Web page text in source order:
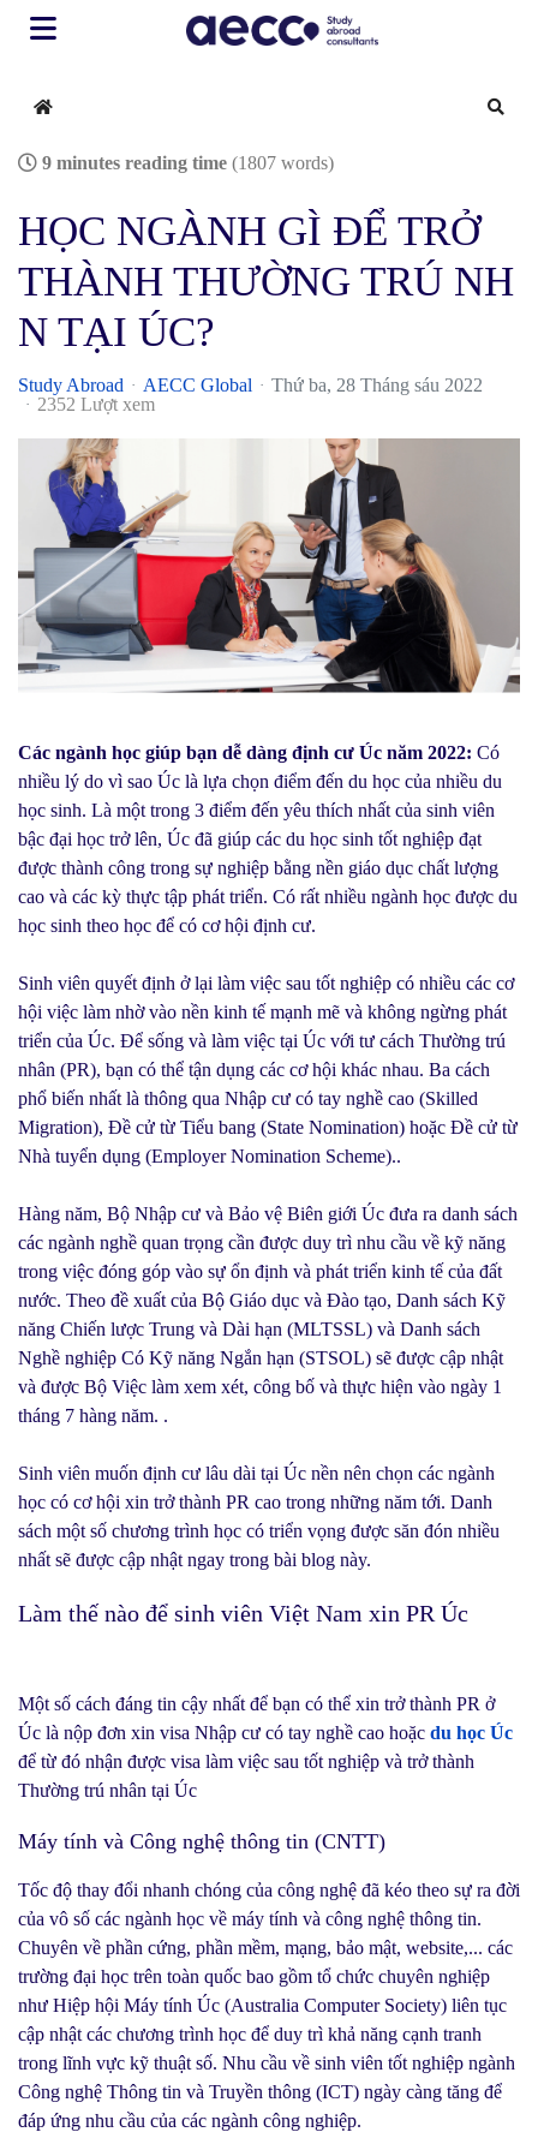
Home
9 minutes reading time (1807 words)
HỌC NGÀNH GÌ ĐỂ TRỞ
THÀNH THƯỜNG TRÚ NH
N TẠI ÚC?
Study Abroad AECC Global
Thứ ba, 28 Tháng sáu 2022
2352 Lượt xem
Các ngành học giúp bạn dễ dàng định cư Úc năm 2022: Có
nhiều lý do vì sao Úc là lựa chọn điểm đến du học của nhiều du
học sinh. Là một trong 3 điểm đến yêu thích nhất của sinh viên
bậc đại học trở lên, Úc đã giúp các du học sinh tốt nghiệp đạt
được thành công trong sự nghiệp bằng nền giáo dục chất lượng
cao và các kỳ thực tập phát triển. Có rất nhiều ngành học được du
học sinh theo học để có cơ hội định cư.
Sinh viên quyết định ở lại làm việc sau tốt nghiệp có nhiều các cơ
hội việc làm nhờ vào nền kinh tế mạnh mẽ và không ngừng phát
triển của Úc. Để sống và làm việc tại Úc với tư cách Thường trú
nhân (PR), bạn có thể tận dụng các cơ hội khác nhau. Ba cách
phổ biến nhất là thông qua Nhập cư có tay nghề cao (Skilled
Migration), Đề cử từ Tiểu bang (State Nomination) hoặc Đề cử từ
Nhà tuyển dụng (Employer Nomination Scheme)..
Hàng năm, Bộ Nhập cư và Bảo vệ Biên giới Úc đưa ra danh sách
các ngành nghề quan trọng cần được duy trì nhu cầu về kỹ năng
trong việc đóng góp vào sự ổn định và phát triển kinh tế của đất
nước. Theo đề xuất của Bộ Giáo dục và Đào tạo, Danh sách Kỹ
năng Chiến lược Trung và Dài hạn (MLTSSL) và Danh sách
Nghề nghiệp Có Kỹ năng Ngắn hạn (STSOL) sẽ được cập nhật
và được Bộ Việc làm xem xét, công bố và thực hiện vào ngày 1
tháng 7 hàng năm. .
Sinh viên muốn định cư lâu dài tại Úc nền nên chọn các ngành
học có cơ hội xin trở thành PR cao trong những năm tới. Danh
sách một số chương trình học có triển vọng được săn đón nhiều
nhất sẽ được cập nhật ngay trong bài blog này.
Làm thế nào để sinh viên Việt Nam xin PR Úc
Một số cách đáng tin cậy nhất để bạn có thể xin trở thành PR ở
Úc là nộp đơn xin visa Nhập cư có tay nghề cao hoặc du học Úc
để từ đó nhận được visa làm việc sau tốt nghiệp và trở thành
Thường trú nhân tại Úc
Máy tính và Công nghệ thông tin (CNTT)
Tốc độ thay đổi nhanh chóng của công nghệ đã kéo theo sự ra đời
của vô số các ngành học về máy tính và công nghệ thông tin.
Chuyên về phần cứng, phần mềm, mạng, bảo mật, website,... các
trường đại học trên toàn quốc bao gồm tổ chức chuyên nghiệp
như Hiệp hội Máy tính Úc (Australia Computer Society) liên tục
cập nhật các chương trình học để duy trì khả năng cạnh tranh
trong lĩnh vực kỹ thuật số. Nhu cầu về sinh viên tốt nghiệp ngành
Công nghệ Thông tin và Truyền thông (ICT) ngày càng tăng để
đáp ứng nhu cầu của các ngành công nghiệp.